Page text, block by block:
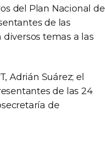
del Plan Nacional de
de las
temas a las
Adrián Suárez; el
de las 24
de